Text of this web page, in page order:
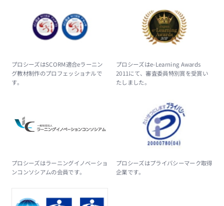
プロシーズはSCORM適合eラーニン
グ教材制作のプロフェッショナルで
す。
プロシーズはe-Learning Awards
2011にて、審査委員特別賞を受賞い
たしました。
プロシーズはラーニングイノベーショ
ンコンソシアムの会員です。
プロシーズはプライバシーマーク取得
企業です。